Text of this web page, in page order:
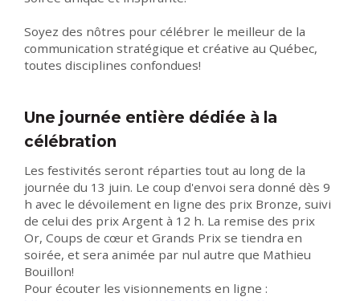
Soyez des nôtres pour célébrer le meilleur de la
communication stratégique et créative au Québec,
toutes disciplines confondues!
Une journée entière dédiée à la
célébration
Les festivités seront réparties tout au long de la
journée du 13 juin. Le coup d'envoi sera donné dès 9
h avec le dévoilement en ligne des prix Bronze, suivi
de celui des prix Argent à 12 h. La remise des prix
Or, Coups de cœur et Grands Prix se tiendra en
soirée, et sera animée par nul autre que Mathieu
Bouillon!
Pour écouter les visionnements en ligne :